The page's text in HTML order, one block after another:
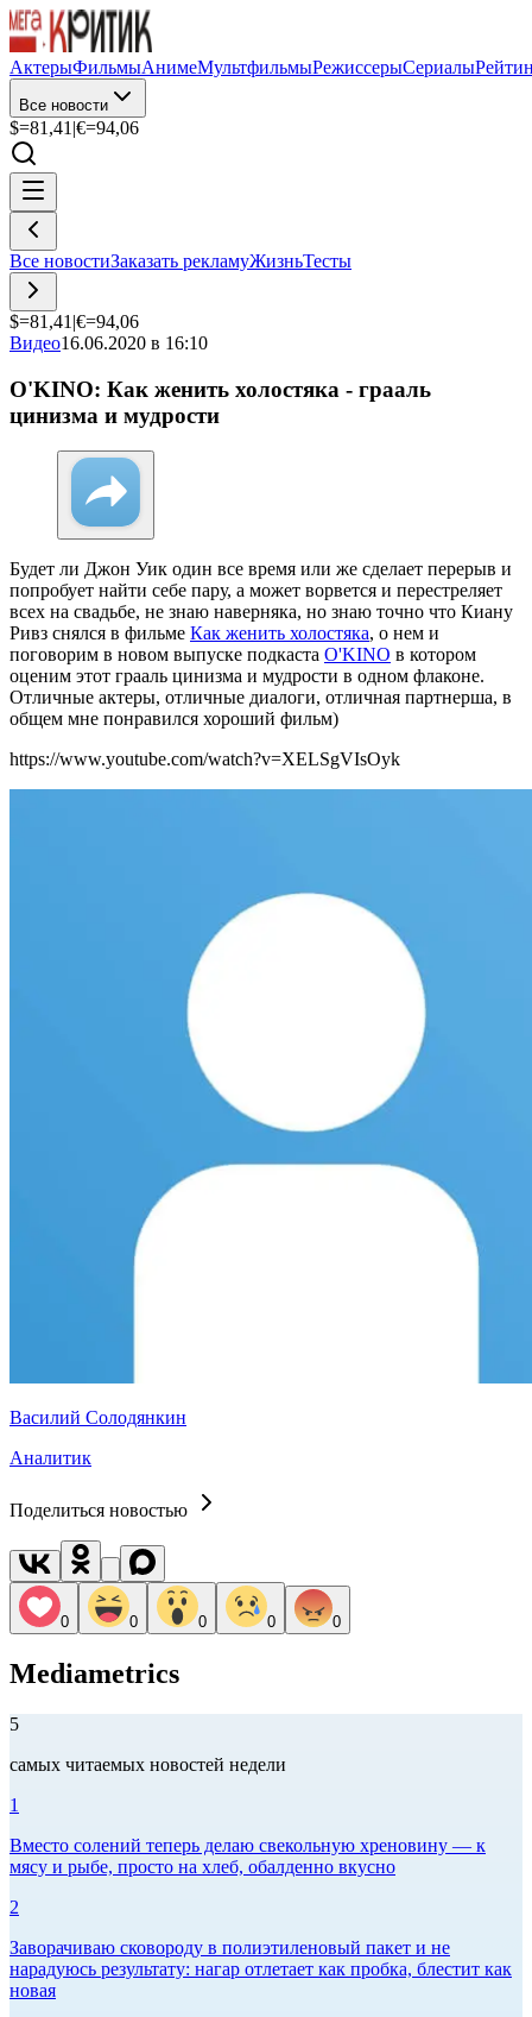
АктерыФильмыАнимеМультфильмыРежиссерыСериалы
Все новости
$=81,41 |€=94,06
Все новостиЗаказать рекламуЖизньТесты
$=81,41 |€=94,06
Видео16.06.2020 в 16:10
O'KINO: Как женить холостяка - грааль
цинизма и мудрости
Будет ли Джон Уик один все время или же сделает перерыв и
попробует найти себе пару, а может ворвется и перестреляет
всех на свадьбе, не знаю наверняка, но знаю точно что Киану
Ривз снялся в фильме Как женить холостяка, о нем и
поговорим в новом выпуске подкаста O'KINO в котором
оценим этот грааль цинизма и мудрости в одном флаконе.
Отличные актеры, отличные диалоги, отличная партнерша, в
общем мне понравился хороший фильм)
https://www.youtube.com/watch?v=XELSgVIsOyk
Василий Солодянкин
Аналитик
Поделиться новостью
0 0 0 0 0
Mediametrics
5
самых читаемых новостей недели
1
Вместо солений теперь делаю свекольную хреновину — к
мясу и рыбе, просто на хлеб, обалденно вкусно
2
Заворачиваю сковороду в полиэтиленовый пакет и не
нарадуюсь результату: нагар отлетает как пробка, блестит как
новая